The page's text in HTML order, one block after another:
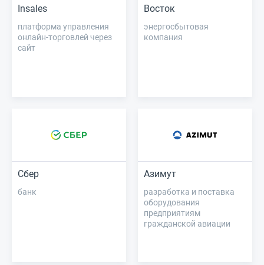
Insales
платформа управления
онлайн-торговлей через
сайт
Восток
энергосбытовая
компания
Сбер
банк
Азимут
разработка и поставка
оборудования
предприятиям
гражданской авиации